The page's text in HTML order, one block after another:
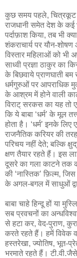
कुछ समय पहले, चित्रकूट के
राजधानी समेत देश के कई
पर्दाफ़ाश किया, तब भी
शंकराचार्य पर यौन-शोषण
विस्तार महिलाओं को भी
साध्वी प्रज्ञा ठाकुर का
के बिछवाये प्राणघाती
धर्मगुरुओं पर आपराधिक
के आश्रम में होने वाली
विराट् सरकस का यह तो
कि ये बाबा ‘धर्म’ के मूल
होता है। ‘धर्म’ इनके
राजनैतिक करियर की
परिचय नहीं देते; बल्कि
क्षण तैयार रहते हैं। इस
दूसरे का गला काटने तक
की ‘नास्तिक’ फ़िल्म,
के अगल-बगल में साधुओं
बाबा चाहे हिन्दू हों या
सब प्रवचनों का
से हटा कर, वेद-पुराण,
करते रहते हैं। हमें विवेक व
हस्तरेखा, ज्योतिष, भूत-
भरमाते रहते हैं।